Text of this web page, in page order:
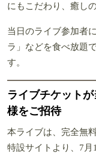
にもこだわり、癒し
当日のライブ参加者
ラ」などを食べ放題
す。
ライブチケット
様をご招待
本ライブは、完全無
特設サイトより、7